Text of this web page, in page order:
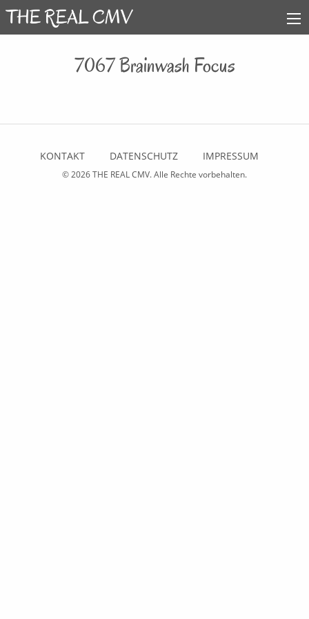
7067 Brainwash Focus
KONTAKT DATENSCHUTZ IMPRESSUM
© 2026THE REAL CMV. Alle Rechte vorbehalten.